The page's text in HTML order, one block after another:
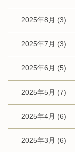
2025年8月 (3)
2025年7月 (3)
2025年6月 (5)
2025年5月 (7)
2025年4月 (6)
2025年3月 (6)